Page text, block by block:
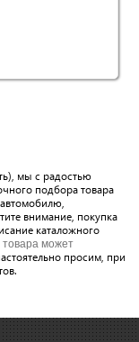
мы с радостью
подбора товара
внимание, покупка
каталожного
товара может
просим, при